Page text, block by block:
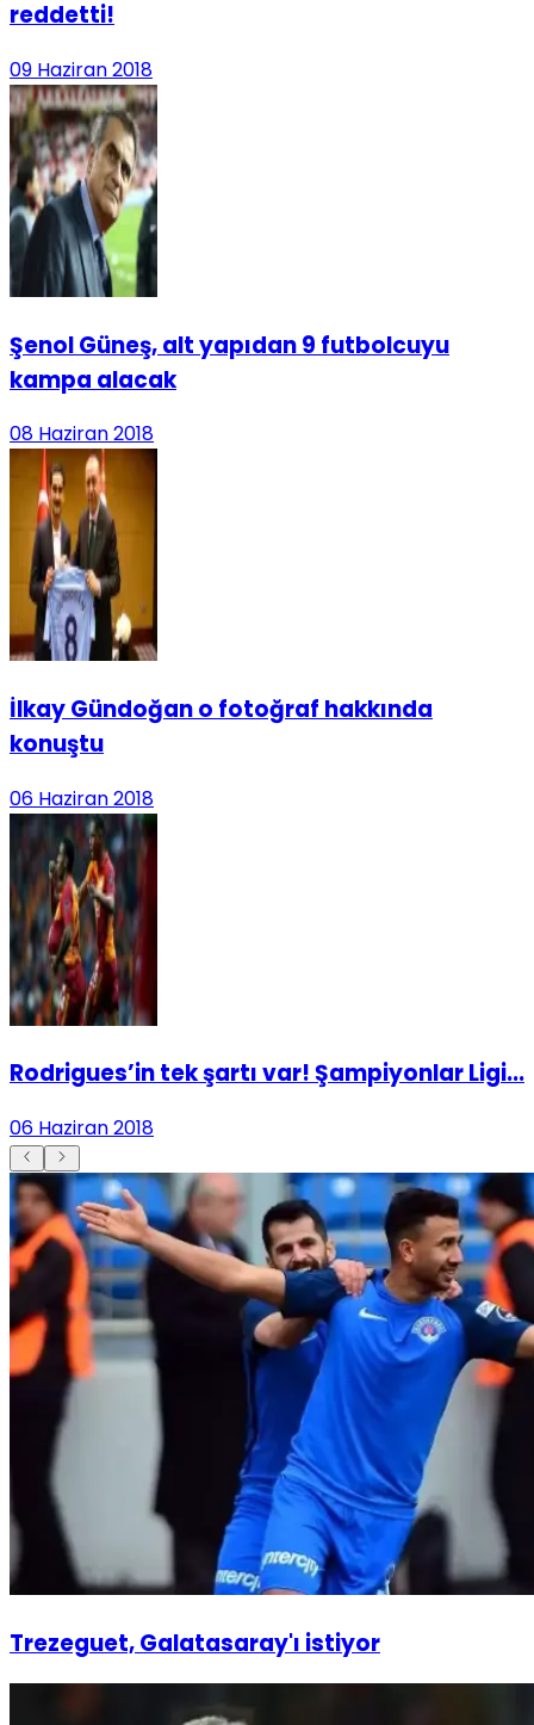
reddetti!
09 Haziran 2018
Şenol Güneş, alt yapıdan 9 futbolcuyu
kampa alacak
08 Haziran 2018
İlkay Gündoğan o fotoğraf hakkında
konuştu
06 Haziran 2018
Rodrigues’in tek şartı var! Şampiyonlar Ligi...
06 Haziran 2018
Trezeguet, Galatasaray'ı istiyor